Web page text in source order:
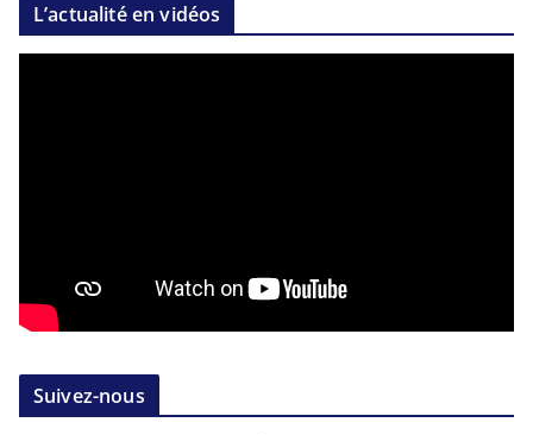
L’actualité en vidéos
Suivez-nous